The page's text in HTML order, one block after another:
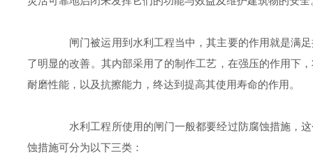
闸门被运用到水利工程当中，其主要的作用就是满足
了明显的改善。其内部采用了的制作工艺，在强压的作用下
耐磨性能，以及抗擦能力，终达到提高其使用寿命的作用。
水利工程所使用的闸门一般都要经过防腐蚀措施，这
蚀措施可分为以下三类：